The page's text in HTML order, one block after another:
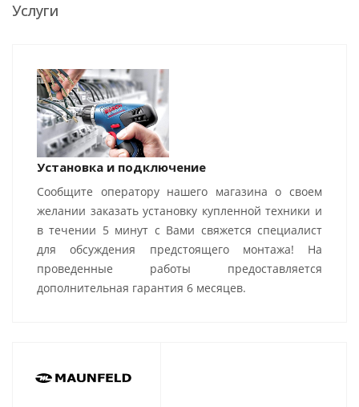
Услуги
Установка и подключение
Сообщите оператору нашего магазина о своем
желании заказать установку купленной техники и
в течении 5 минут с Вами свяжется специалист
для обсуждения предстоящего монтажа! На
проведенные работы предоставляется
дополнительная гарантия 6 месяцев.